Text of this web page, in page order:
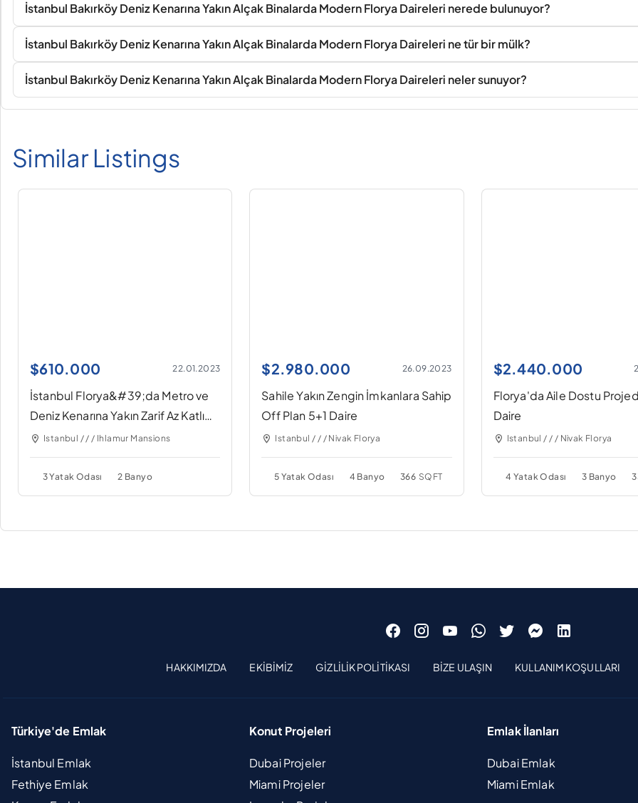
İstanbul Bakırköy Deniz Kenarına Yakın Alçak Binalarda Modern Florya Daireleri nerede bulunuyor?
İstanbul Bakırköy Deniz Kenarına Yakın Alçak Binalarda Modern Florya Daireleri ne tür bir mülk?
İstanbul Bakırköy Deniz Kenarına Yakın Alçak Binalarda Modern Florya Daireleri neler sunuyor?
Similar Listings
$610.000 22.01.2023
İstanbul Florya&#39;da Metro ve
Deniz Kenarına Yakın Zarif Az Katlı
Yeşilköy Yeşilköy Daireleri
Istanbul / / / Ihlamur Mansions
3 Yatak Odası 2 Banyo
$2.980.000 26.09.2023
Sahile Yakın Zengin İmkanlara Sahip
Off Plan 5+1 Daire
Istanbul / / / Nivak Florya
5 Yatak Odası 4 Banyo 366 SQFT
$2.440.000
Florya'da Aile Dostu
Daire
Istanbul / / / Nivak Florya
4 Yatak Odası 3 Banyo
HAKKIMIZDA EKIBIMIZ GIZLILIK POLITIKASI BIZE ULAŞIN KULLANIM KOŞULLARI
Türkiye'de Emlak
İstanbul Emlak
Fethiye Emlak
Konut Projeleri
Dubai Projeler
Miami Projeler
Emlak İlanları
Dubai Emlak
Miami Emlak